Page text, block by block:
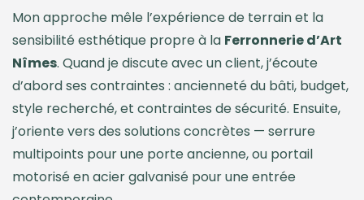
Mon approche mêle l’expérience de terrain et la
sensibilité esthétique propre à la Ferronnerie d’Art
Nîmes. Quand je discute avec un client, j’écoute
d’abord ses contraintes : ancienneté du bâti, budget,
style recherché, et contraintes de sécurité. Ensuite,
j’oriente vers des solutions concrètes — serrure
multipoints pour une porte ancienne, ou portail
motorisé en acier galvanisé pour une entrée